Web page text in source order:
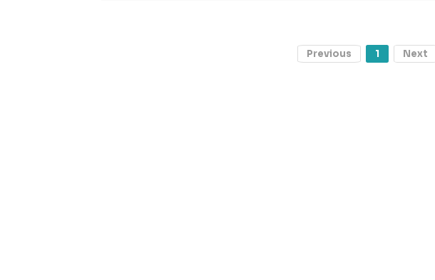
Previous 1 Next